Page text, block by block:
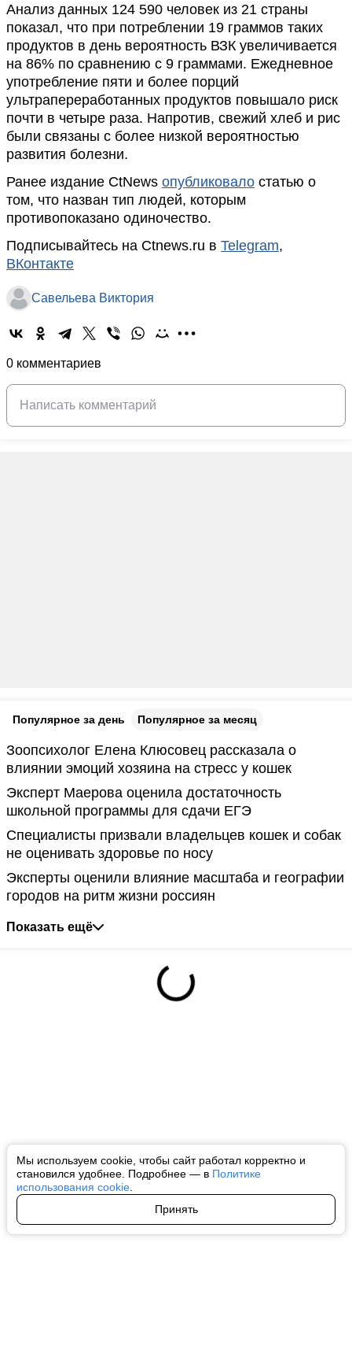
Мы используем cookie, чтобы сайт работал корректно и
становился удобнее. Подробнее — в Политике
использования cookie
Принять
Анализ данных 124 590 человек из 21 страны
показал, что при потреблении 19 граммов таких
продуктов в день вероятность ВЗК увеличивается
на 86% по сравнению с 9 граммами. Ежедневное
употребление пяти и более порций
ультрапереработанных продуктов повышало риск
почти в четыре раза. Напротив, свежий хлеб и рис
были связаны с более низкой вероятностью
развития болезни.
Ранее издание CtNews опубликовало статью о
том, что назван тип людей, которым
противопоказано одиночество.
Подписывайтесь на Ctnews.ru в Telegram,
ВКонтакте
Савельева Виктория
0 комментариев
Популярное за день Популярное за месяц
Зоопсихолог Елена Клюсовец рассказала о
влиянии эмоций хозяина на стресс у кошек
Эксперт Маерова оценила достаточность
школьной программы для сдачи ЕГЭ
Специалисты призвали владельцев кошек и собак
не оценивать здоровье по носу
Эксперты оценили влияние масштаба и географии
городов на ритм жизни россиян
Показать ещё